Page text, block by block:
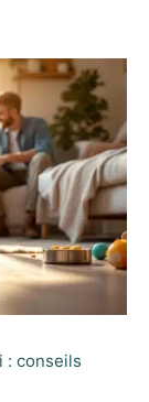
: conseils